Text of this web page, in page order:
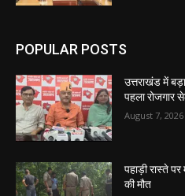
POPULAR POSTS
उत्तराखंड में
पहला रोजगार
August 7, 2026
पहाड़ी रास्ते
की मौत